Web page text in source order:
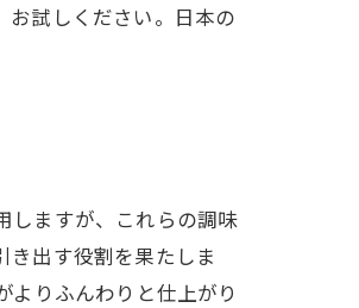
お試しください。日本の
しますが、これらの調味
出す役割を果たしま
よりふんわりと仕上がり